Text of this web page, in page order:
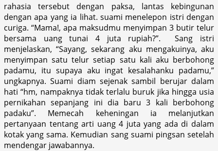
rahasia tersebut dengan paksa, lantas kebingunan
dengan apa yang ia lihat. suami menelepon istri dengan
curiga. “Mama!, apa maksudmu menyimpan 3 butir telur
bersama uang tunai 4 juta rupiah?”. Sang istri
menjelaskan, “Sayang, sekarang aku mengakuinya, aku
menyimpan satu telur setiap satu kali aku berbohong
padamu, itu supaya aku ingat kesalahanku padamu,”
ungkapnya. Suami diam sejenak sambil berujar dalam
hati “hm, nampaknya tidak terlalu buruk jika hingga usia
pernikahan sepanjang ini dia baru 3 kali berbohong
padaku”. Memecah keheningan ia melanjutkan
pertanyaan tentang arti uang 4 juta yang ada di dalam
kotak yang sama. Kemudian sang suami pingsan setelah
mendengar jawabannya.